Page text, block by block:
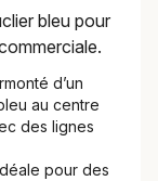
bleu pour
d’un
au centre
des lignes
pour des